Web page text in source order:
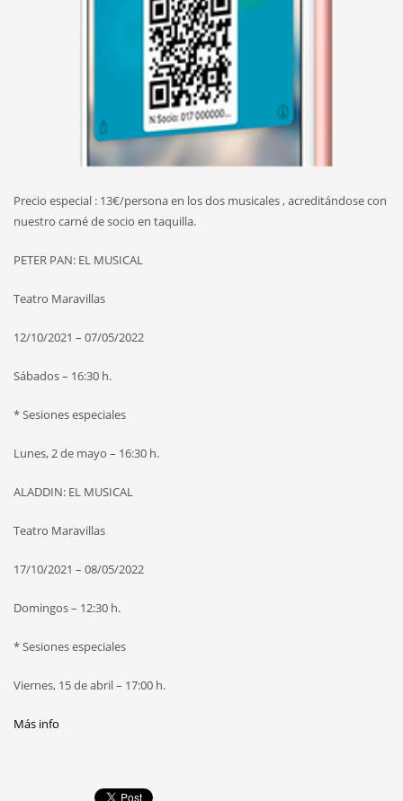
Precio especial : 13€/persona en los dos musicales , acreditándose con
nuestro carné de socio en taquilla.
PETER PAN: EL MUSICAL
Teatro Maravillas
12/10/2021 – 07/05/2022
Sábados – 16:30 h.
* Sesiones especiales
Lunes, 2 de mayo – 16:30 h.
ALADDIN: EL MUSICAL
Teatro Maravillas
17/10/2021 – 08/05/2022
Domingos – 12:30 h.
* Sesiones especiales
Viernes, 15 de abril – 17:00 h.
Más info